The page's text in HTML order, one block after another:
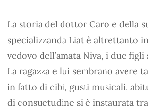
La storia del dottor Caro e della
specializzanda Liat è altrettanto
vedovo dell’amata Niva, i due figli
La ragazza e lui sembrano avere
in fatto di cibi, gusti musicali,
di consuetudine si è instaurata tra